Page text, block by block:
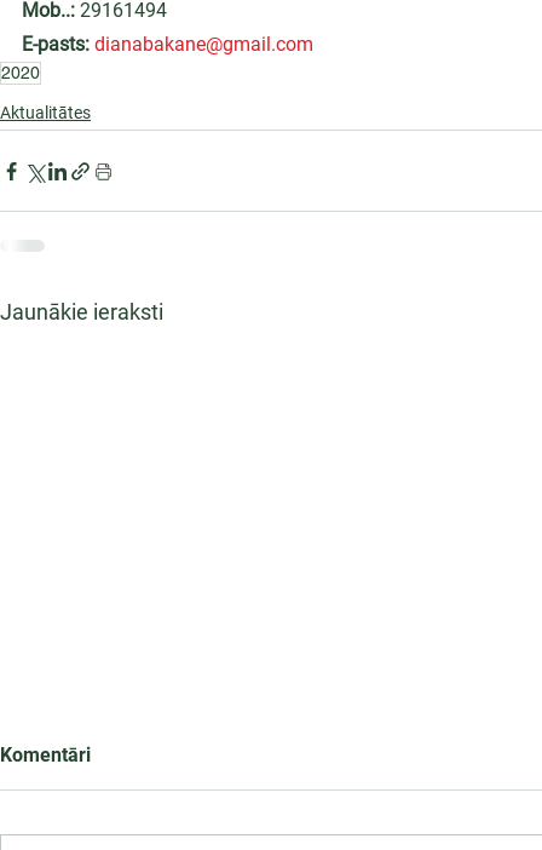
Mob..: 29161494
E-pasts: dianabakane@gmail.com
2020
Aktualitātes
Jaunākie ieraksti
Komentāri